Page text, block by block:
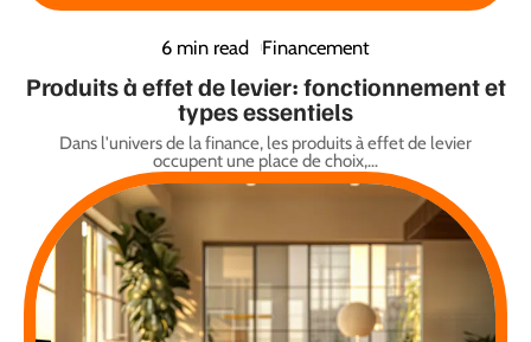
6 min read Financement
Produits à effet de levier: fonctionnement et
types essentiels
Dans l'univers de la finance, les produits à effet de levier
occupent une place de choix,…